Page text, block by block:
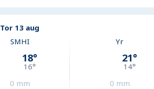
Tor 13 aug
SMHI
18°
16°
0 mm
Yr
21°
14°
0 mm